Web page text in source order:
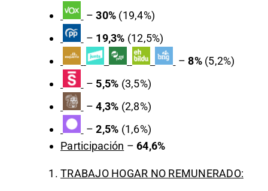
–30% (19,4%)
– 19,3% (12,5%)
–8% (5,2%)
– 5,5% (3,5%)
–4,3% (2,8%)
–2,5% (1,6%)
Participación – 64,6%
TRABAJO HOGAR NO REMUNERADO: